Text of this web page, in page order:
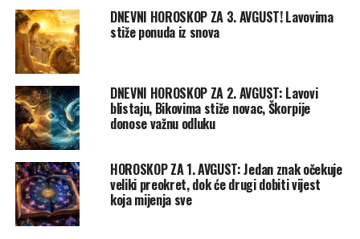
DNEVNI HOROSKOP ZA 3. AVGUST! Lavovima
stiže ponuda iz snova
DNEVNI HOROSKOP ZA 2. AVGUST: Lavovi
blistaju, Bikovima stiže novac, Škorpije
donose važnu odluku
HOROSKOP ZA 1. AVGUST: Jedan znak očekuje
veliki preokret, dok će drugi dobiti vijest
koja mijenja sve